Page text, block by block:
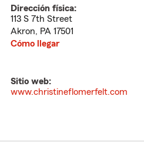
Dirección física:
113 S 7th Street
Akron, PA 17501
Cómo llegar
Sitio web:
www.christineflomerfelt.com